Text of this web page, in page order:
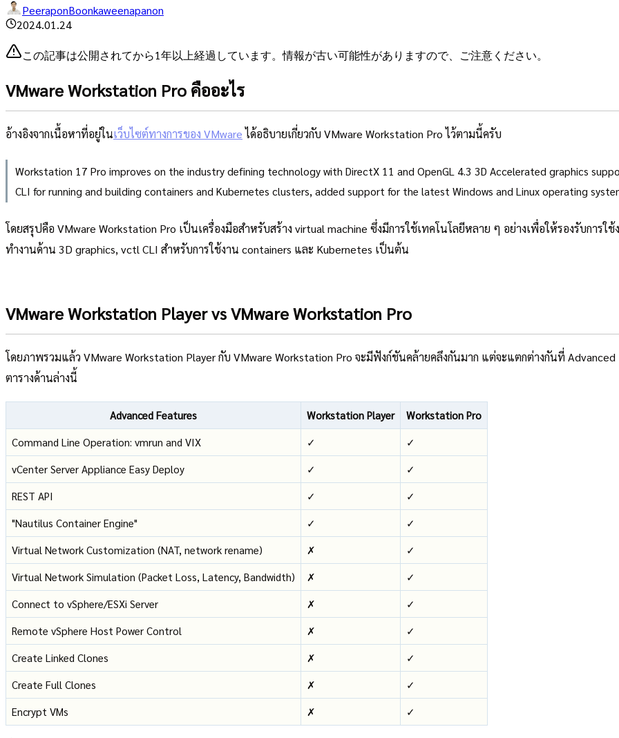
PeeraponBoonkaweenapanon
2024.01.24
この記事は公開されてから1年以上経過しています。情報が古い可能性がありますので、ご注意ください。
VMware Workstation Pro คืออะไร
อ้างอิงจากเนื้อหาที่อยู่ในเว็บไซต์ทางการของ VMwareได้อธิบายเกี่ยวกับ VMware Workstation Pro ไว้ตามนี้ครับ
Workstation 17 Pro improves on the industry defining technology with DirectX 11 and OpenGL 4.3 3D Accelerated graphics
CLI for running and building containers and Kubernetes clusters, added support for the latest Windows and Linux operating
โดยสรุปคือ VMware Workstation Pro เป็นเครื่องมือสำหรับสร้าง virtual machine ซึ่งมีการใช้เทคโนโลยีหลาย ๆ อย่างเพื่อให้รองรับการ
ทำงานด้าน 3D graphics, vctl CLI สำหรับการใช้งาน containers และ Kubernetes เป็นต้น
VMware Workstation Player vs VMware Workstation Pro
โดยภาพรวมแล้ว VMware Workstation Player กับ VMware Workstation Pro จะมีฟังก์ชันคล้ายคลึงกันมาก แต่จะแตกต่างกันที่
ตารางด้านล่างนี้
Advanced Features Workstation Player
Workstation Pro
Command Line Operation: vmrun and VIX
✓
✓
vCenter Server Appliance Easy Deploy
✓
✓
REST API
✓
✓
"Nautilus Container Engine"
✓
✓
Virtual Network Customization (NAT, network rename)
✗
✓
Virtual Network Simulation (Packet Loss, Latency, Bandwidth)
✗
✓
Connect to vSphere/ESXi Server
✗
✓
Remote vSphere Host Power Control
✗
✓
Create Linked Clones
✗
✓
Create Full Clones
✗
✓
Encrypt VMs
✗ ✓